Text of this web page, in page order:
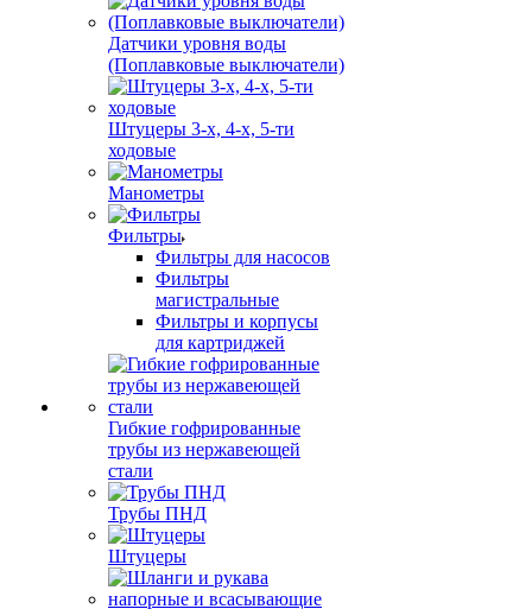
Датчики уровня воды
(Поплавковые выключатели)
Штуцеры 3-х, 4-х, 5-ти
ходовые
Манометры
Фильтры
Фильтры для насосов
Фильтры
магистральные
Фильтры и корпусы
для картриджей
Гибкие гофрированные
трубы из нержавеющей
стали
Трубы ПНД
Штуцеры